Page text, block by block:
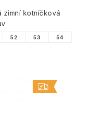
zimní kotníčková
52 53 54